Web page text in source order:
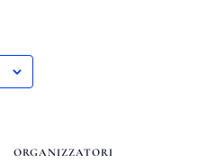
ORGANIZZATORI